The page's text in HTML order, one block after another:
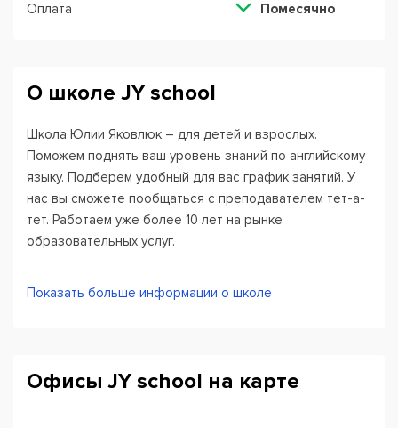
Оплата Помесячно
О школе JY school
Школа Юлии Яковлюк – для детей и взрослых.
Поможем поднять ваш уровень знаний по английскому
языку. Подберем удобный для вас график занятий. У
нас вы сможете пообщаться с преподавателем тет-а-
тет. Работаем уже более 10 лет на рынке
образовательных услуг.
разговорные клубы с носителями языка. Гарантируем,
Показать больше информации о школе
Офисы JY school на карте